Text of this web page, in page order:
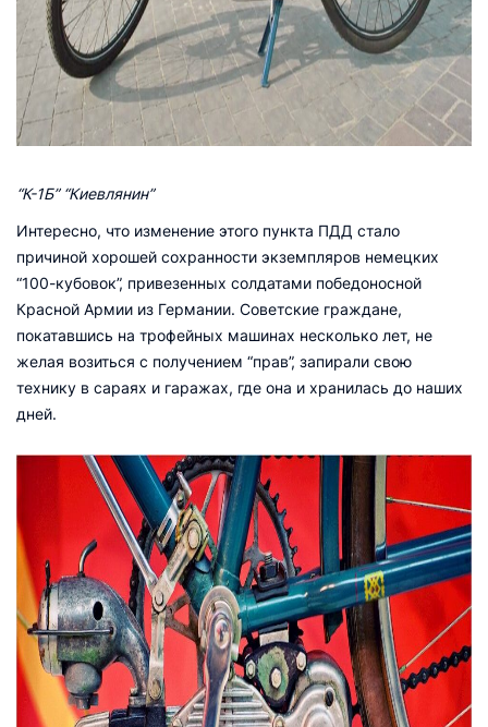
“К-1Б” “Киевлянин”
Интересно, что изменение этого пункта ПДД стало
причиной хорошей сохранности экземпляров немецких
“100-кубовок”, привезенных солдатами победоносной
Красной Армии из Германии. Советские граждане,
покатавшись на трофейных машинах несколько лет, не
желая возиться с получением “прав”, запирали свою
технику в сараях и гаражах, где она и хранилась до наших
дней.